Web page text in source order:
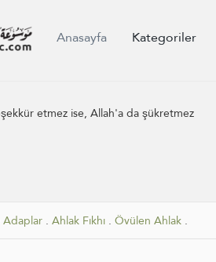
Anasayfa Kategoriler
etmez ise, Allah'a da şükretmez
Adaplar . Ahlak Fıkhı . Övülen Ahlak .